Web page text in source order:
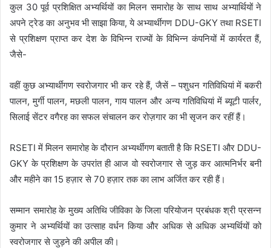
कुल 30 पूर्व प्रशिक्षित अभ्यर्थियों का मिलन समारोह के साथ साथ अभ्यार्थियों ने
अपने ट्रेड का अनुभव भी साझा किया, ये अभ्यार्थीगण DDU-GKY तथा RSETI
से प्रशिक्षण प्राप्त कर देश के विभिन्न राज्यों के विभिन्न कंपनियों में कार्यरत हैं,
जैसे-
वहीं कुछ अभ्यार्थीगण स्वरोजगार भी कर रहे हैं, जैसें – पशुधन गतिविधियां में बकरी
पालन, मुर्गी पालन, मछली पालन, गाय पालन और अन्य गतिविधियां में ब्यूटी पार्लर,
सिलाई सेंटर वगैरह का सफल संचालन कर रोज़गार का भी सृजन कर रहीं हैं।
RSETI में मिलन समारोह के दौरान अभ्यर्थीगण बताती है कि RSETI और DDU-
GKY के प्रशिक्षण के उपरांत ही आज वो स्वरोजगार से जुड़ कर आत्मनिर्भर बनी
और महीने का 15 हज़ार से 70 हज़ार तक का लाभ अर्जित कर रही हैं।
सम्मान समारोह के मुख्य अतिथि जीविका के जिला परियोजन प्रबंधक श्री प्रसन्न
कुमार ने अभ्यर्थियों का उत्साह वर्धन किया और अधिक से अधिक अभ्यर्थियों को
स्वरोजगार से जुड़ने की अपील की।